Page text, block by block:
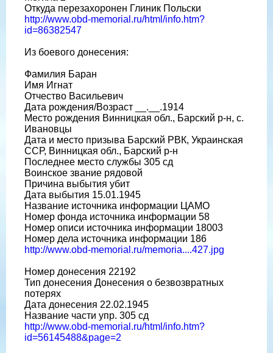
Откуда перезахоронен Глиник Польски
http://www.obd-memorial.ru/html/info.htm?
id=86382547
Из боевого донесения:
Фамилия Баран
Имя Игнат
Отчество Васильевич
Дата рождения/Возраст __.__.1914
Место рождения Винницкая обл., Барский р-н, с.
Ивановцы
Дата и место призыва Барский РВК, Украинская
ССР, Винницкая обл., Барский р-н
Последнее место службы 305 сд
Воинское звание рядовой
Причина выбытия убит
Дата выбытия 15.01.1945
Название источника информации ЦАМО
Номер фонда источника информации 58
Номер описи источника информации 18003
Номер дела источника информации 186
http://www.obd-memorial.ru/memoria....427.jpg
Номер донесения 22192
Тип донесения Донесения о безвозвратных
потерях
Дата донесения 22.02.1945
Название части упр. 305 сд
http://www.obd-memorial.ru/html/info.htm?
id=56145488&page=2